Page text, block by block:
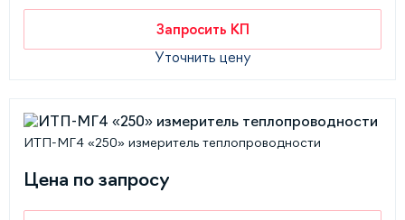
Запросить КП
Уточнить цену
ИТП-МГ4 «250» измеритель теплопроводности
Цена по запросу